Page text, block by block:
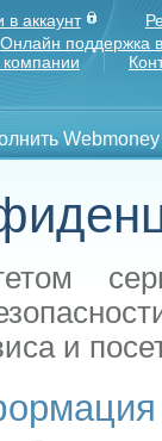
в аккаунт
Онлайн поддержка
Webmoney
и